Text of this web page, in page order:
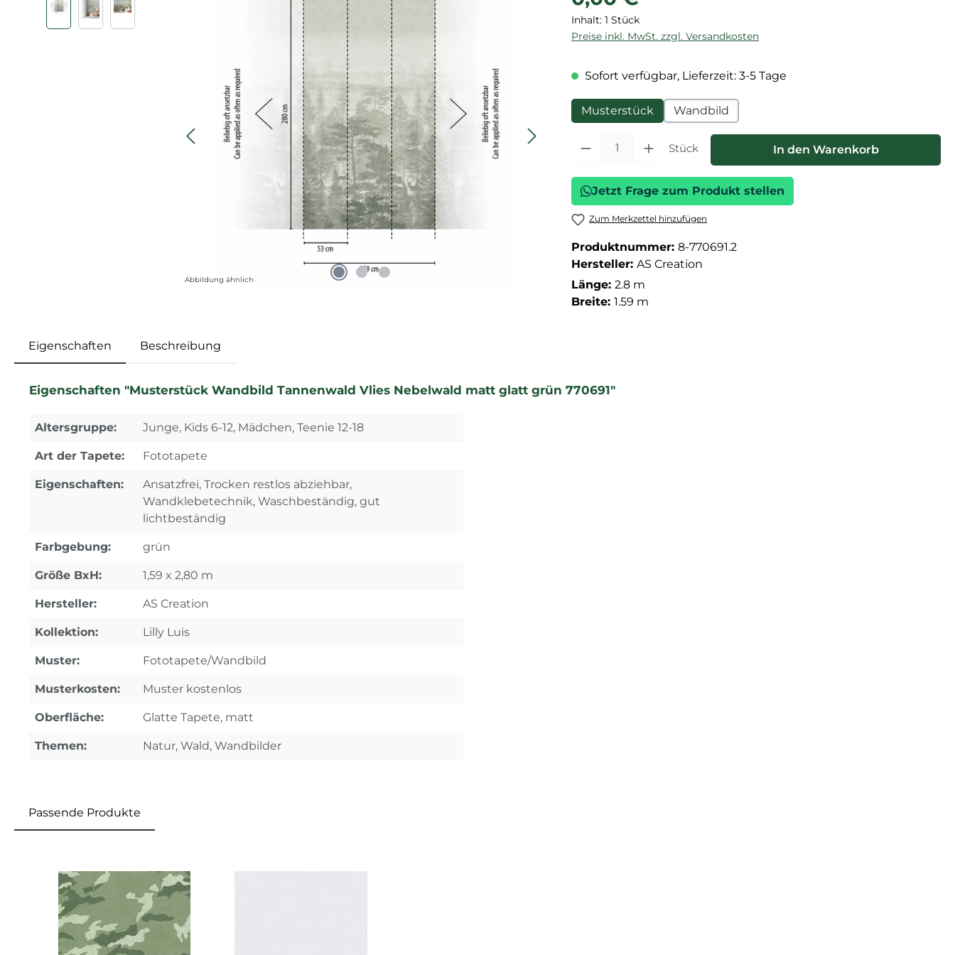
Abbildung ähnlich
Inhalt: 1 Stück
Preise inkl. MwSt. zzgl. Versandkosten
Sofort verfügbar, Lieferzeit: 3-5 Tage
Musterstück Wandbild
Produkt Anzahl: Gib den gewünschten Wert ein oder benutze die
Stück In den Warenkorb
Jetzt Frage zum Produkt stellen
Zum Merkzettel hinzufügen
Produktnummer: 8-770691.2
Hersteller: AS Creation
Länge: 2.8 m
Breite: 1.59 m
Eigenschaften Beschreibung
Eigenschaften "Musterstück Wandbild Tannenwald Vlies Nebelwald matt glatt grün 770691"
Altersgruppe: Junge, Kids 6-12, Mädchen, Teenie 12-18
Art der Tapete: Fototapete
Eigenschaften:
Ansatzfrei, Trocken restlos abziehbar,
Wandklebetechnik, Waschbeständig, gut
lichtbeständig
Farbgebung: grün
Größe BxH: 1,59 x 2,80 m
Hersteller: AS Creation
Kollektion: Lilly Luis
Muster: Fototapete/Wandbild
Musterkosten: Muster kostenlos
Oberfläche: Glatte Tapete, matt
Themen: Natur, Wald, Wandbilder
Passende Produkte